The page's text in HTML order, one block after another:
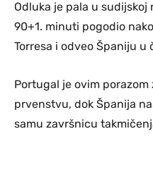
Odluka je pala u sudijskoj
90+1. minuti pogodio
Torresa i odveo Španiju u
Portugal je ovim
prvenstvu, dok Španija
samu završnicu